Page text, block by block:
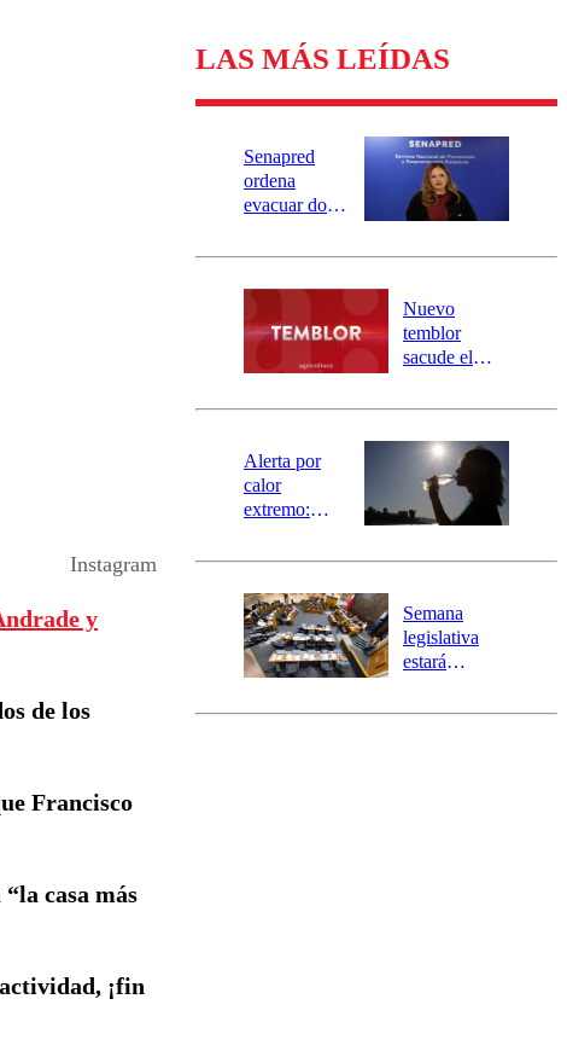
Instagram
y
de los
Francisco
casa más
¡fin
LAS MÁS LEÍDAS
Senapred
ordena
evacuar dos
Carahue por
río Damas:
activa
mensajería
SAE
Nuevo
temblor
sacude el
revisa la
epicentro
Alerta por
calor
extremo:
activa Alerta
Preventiva en
tres comunas
Semana
legislativa
estará
el fin de la